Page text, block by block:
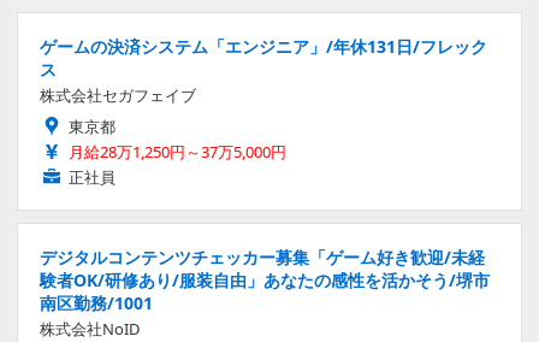
ゲームの決済システム「エンジニア」/年休131日/フレック
ス
株式会社セガフェイブ
東京都
月給28万1,250円～37万5,000円
正社員
デジタルコンテンツチェッカー募集「ゲーム好き歓迎/未経
験者OK/研修あり/服装自由」あなたの感性を活かそう/堺市
南区勤務/1001
株式会社NoID